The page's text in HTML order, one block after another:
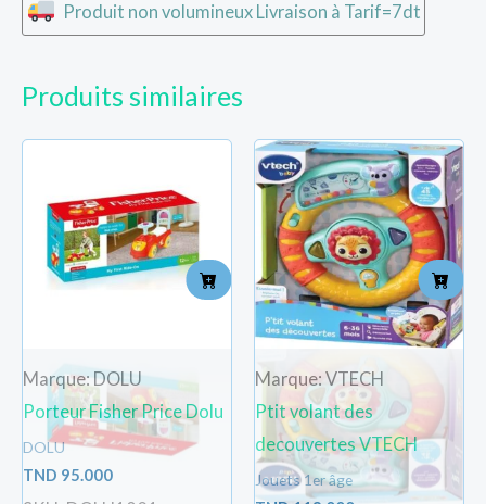
Produit non volumineux Livraison à Tarif=7dt
Produits similaires
Marque: DOLU
Porteur Fisher Price Dolu
DOLU
TND 95.000
Marque: VTECH
Ptit volant des
decouvertes VTECH
Jouets 1er âge